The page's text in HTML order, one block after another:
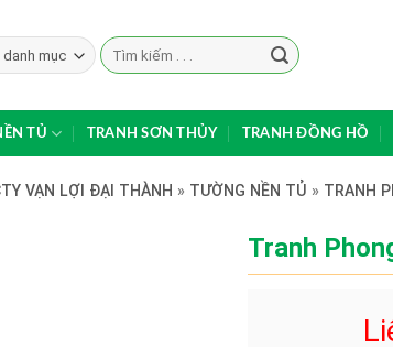
Search
for:
TỦ TRANH SƠN THỦY TRANH ĐỒNG HỒ
VẠN LỢI ĐẠI THÀNH » TƯỜNG NỀN TỦ » TRANH
Tranh